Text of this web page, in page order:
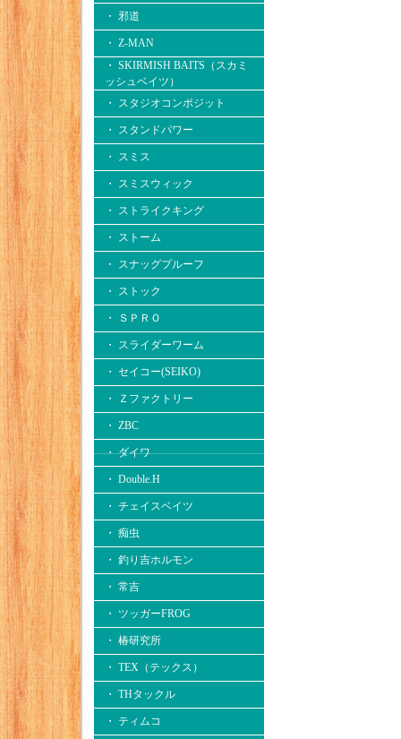
・ 邪道
・ Z-MAN
・ SKIRMISH BAITS（スカミ
ッシュベイツ）
・ スタジオコンポジット
・ スタンドパワー
・ スミス
・ スミスウィック
・ ストライクキング
・ ストーム
・ スナッグプルーフ
・ ストック
・ ＳＰＲＯ
・ スライダーワーム
・ セイコー(SEIKO)
・ Ｚファクトリー
・ ZBC
・ ダイワ
・ Double.H
・ チェイスベイツ
・ 痴虫
・ 釣り吉ホルモン
・ 常吉
・ ツッガーFROG
・ 椿研究所
・ TEX（テックス）
・ THタックル
・ ティムコ